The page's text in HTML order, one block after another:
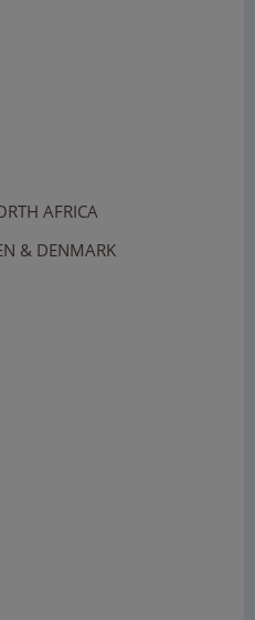
AFRICA
& DENMARK